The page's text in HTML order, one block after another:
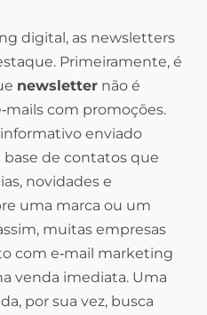
digital, as newsletters
Primeiramente, é
newsletter não é
com promoções.
enviado
de contatos que
novidades e
uma marca ou um
muitas empresas
com e‑mail marketing
venda imediata. Uma
por sua vez, busca